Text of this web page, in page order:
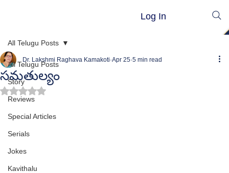
Log In
All Telugu Posts
Story
Reviews
Special Articles
Serials
Jokes
Kavithalu
All Telugu Posts
సమతుల్యం
Dr. Lakshmi Raghava Kamakoti Apr 25 5 min read
Rated NaN out of 5 stars.